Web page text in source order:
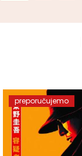
preporučujemo